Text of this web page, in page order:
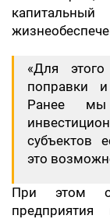
«Для
поправки
Ранее мы
субъектов
это
При этом
предприятия